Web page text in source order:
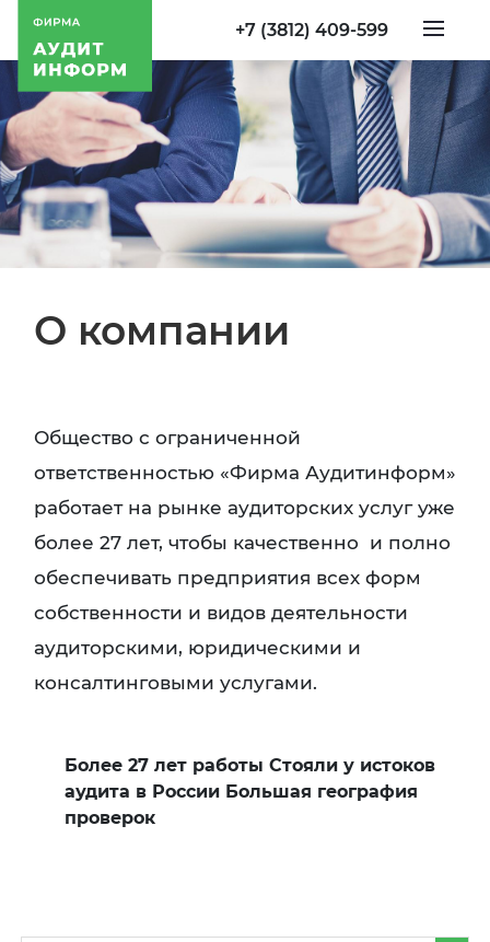
+7 (3812) 409-599
О компании
Общество с ограниченной
ответственностью «Фирма Аудитинформ»
работает на рынке аудиторских услуг уже
более 27 лет, чтобы качественно и полно
обеспечивать предприятия всех форм
собственности и видов деятельности
аудиторскими, юридическими и
консалтинговыми услугами.
Более 27 лет работы Стояли у истоков
аудита в России Большая география
проверок